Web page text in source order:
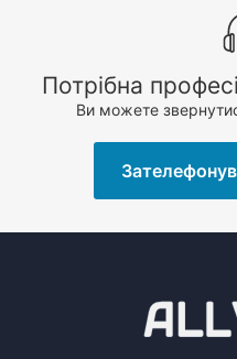
Потрібна
Ви можете